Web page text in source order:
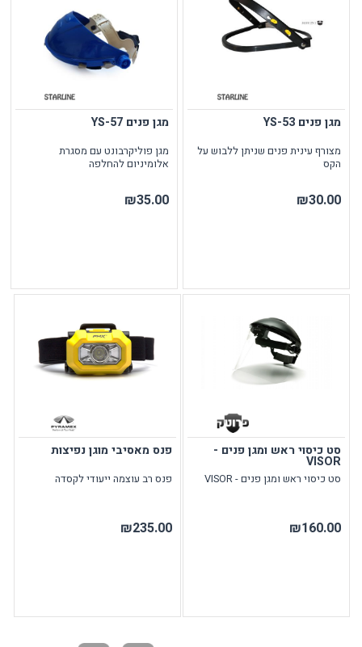
מגן פנים YS-53
מצורף עינית פנים שניתן ללבוש על
הקס
₪30.00
מגן פנים YS-57
מגן פוליקרבונט עם מסגרת
אלומיניום להחלפה
₪35.00
סט כיסוי ראש ומגן פנים -
VISOR
סט כיסוי ראש ומגן פנים - VISOR
₪160.00
פנס מאסיבי מוגן נפיצות
פנס רב עוצמה ייעודי לקסדה
₪235.00